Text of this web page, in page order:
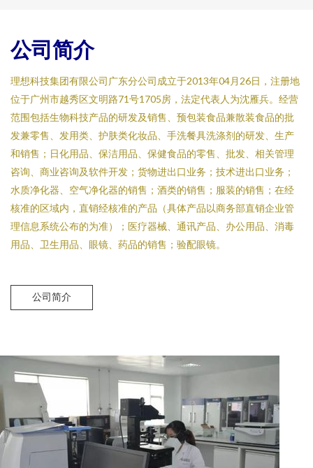
公司简介
理想科技集团有限公司广东分公司成立于2013年04月26日，注册地
位于广州市越秀区文明路71号1705房，法定代表人为沈雁兵。经营
范围包括生物科技产品的研发及销售、预包装食品兼散装食品的批
发兼零售、发用类、护肤类化妆品、手洗餐具洗涤剂的研发、生产
和销售；日化用品、保洁用品、保健食品的零售、批发、相关管理
咨询、商业咨询及软件开发；货物进出口业务；技术进出口业务；
水质净化器、空气净化器的销售；酒类的销售；服装的销售；在经
核准的区域内，直销经核准的产品（具体产品以商务部直销企业管
理信息系统公布的为准）；医疗器械、通讯产品、办公用品、消毒
用品、卫生用品、眼镜、药品的销售；验配眼镜。
公司简介